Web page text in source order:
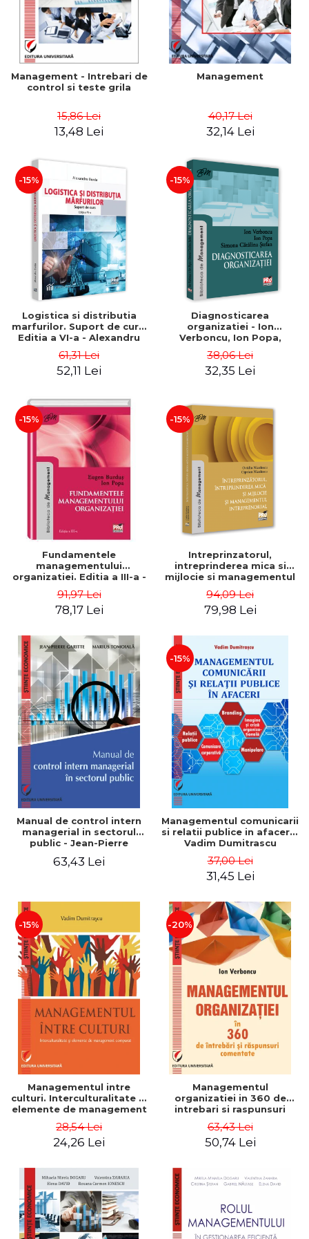
Management - Intrebari de
control si teste grila
15,86 Lei
13,48 Lei
Management
40,17 Lei
32,14 Lei
-15%
Logistica si distributia
marfurilor. Suport de curs.
Editia a VI-a - Alexandru
61,31 Lei
52,11 Lei
-15%
Diagnosticarea
organizatiei - Ion
Verboncu, Ion Popa,
38,06 Lei
32,35 Lei
-15%
Fundamentele
managementului
organizatiei. Editia a III-a -
91,97 Lei
78,17 Lei
-15%
Intreprinzatorul,
intreprinderea mica si
mijlocie si managementul
Nicolescu, Ciprian
Nicolescu
94,09 Lei
79,98 Lei
Manual de control intern
managerial in sectorul
public - Jean-Pierre
63,43 Lei
-15%
Managementul comunicarii
si relatii publice in afaceri -
Vadim Dumitrascu
37,00 Lei
31,45 Lei
-15%
Managementul intre
culturi. Interculturalitate si
elemente de management
Dumitrascu
28,54 Lei
24,26 Lei
-20%
Managementul
organizatiei in 360 de
intrebari si raspunsuri
63,43 Lei
50,74 Lei